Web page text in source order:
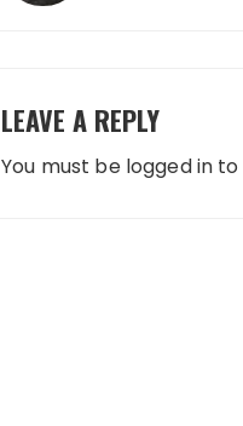
LEAVE A REPLY
You must be logged in to